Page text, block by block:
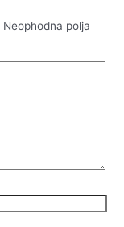
Neophodna polja